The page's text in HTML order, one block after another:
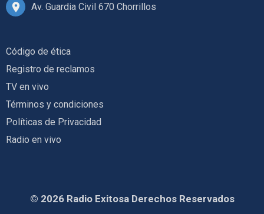
Av. Guardia Civil 670 Chorrillos
Código de ética
Registro de reclamos
TV en vivo
Términos y condiciones
Políticas de Privacidad
Radio en vivo
© 2026 Radio Exitosa Derechos Reservados